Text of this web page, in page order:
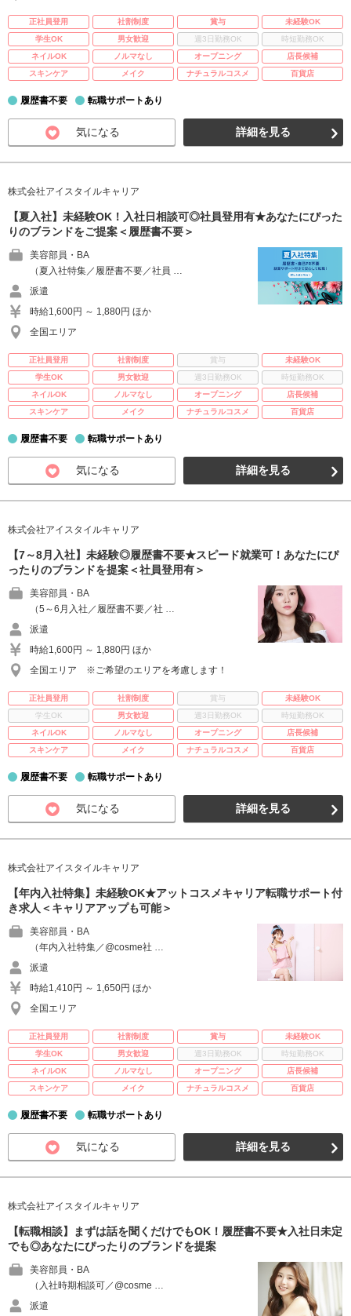
正社員登用 社割制度 賞与
未経験OK
学生OK
男女歓迎 週3日勤務OK
時短勤務OK
ネイルOK
ノルマなし オープニング
店長候補
スキンケア
メイク ナチュラルコスメ 百貨店
履歴書不要 転職サポートあり
気になる 詳細を見る
株式会社アイスタイルキャリア
【夏入社】未経験OK！入社日相談可◎社員登用有★あなたにぴった
りのブランドをご提案＜履歴書不要＞
美容部員・BA
（夏入社特集／履歴書不要／社員 …
派遣
時給1,600円 ～ 1,880円 ほか
全国エリア
正社員登用 社割制度 賞与
未経験OK
学生OK
男女歓迎 週3日勤務OK
時短勤務OK
ネイルOK
ノルマなし オープニング
店長候補
スキンケア
メイク ナチュラルコスメ 百貨店
履歴書不要 転職サポートあり
気になる 詳細を見る
株式会社アイスタイルキャリア
【7～8月入社】未経験◎履歴書不要★スピード就業可！あなたにぴ
ったりのブランドを提案＜社員登用有＞
美容部員・BA
（5～6月入社／履歴書不要／社 …
派遣
時給1,600円 ～ 1,880円 ほか
全国エリア ※ご希望のエリアを考慮します！
正社員登用 社割制度 賞与
未経験OK
学生OK
男女歓迎 週3日勤務OK
時短勤務OK
ネイルOK
ノルマなし オープニング
店長候補
スキンケア
メイク ナチュラルコスメ 百貨店
履歴書不要 転職サポートあり
気になる 詳細を見る
株式会社アイスタイルキャリア
【年内入社特集】未経験OK★アットコスメキャリア転職サポート付
き求人＜キャリアアップも可能＞
美容部員・BA
（年内入社特集／@cosme社 …
派遣
時給1,410円 ～ 1,650円 ほか
全国エリア
正社員登用 社割制度 賞与
未経験OK
学生OK
男女歓迎 週3日勤務OK
時短勤務OK
ネイルOK
ノルマなし オープニング
店長候補
スキンケア
メイク ナチュラルコスメ 百貨店
履歴書不要 転職サポートあり
気になる 詳細を見る
株式会社アイスタイルキャリア
【転職相談】まずは話を聞くだけでもOK！履歴書不要★入社日未定
でも◎あなたにぴったりのブランドを提案
美容部員・BA
（入社時期相談可／@cosme …
派遣